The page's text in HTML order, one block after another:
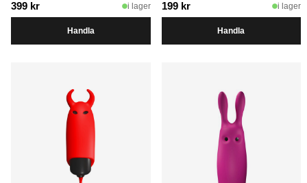
399 kr i lager
Handla
199 kr i lager
Handla